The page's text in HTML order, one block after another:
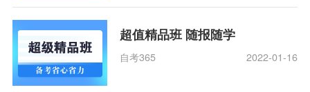
超值精品班 随报随学
自考365 2022-01-16